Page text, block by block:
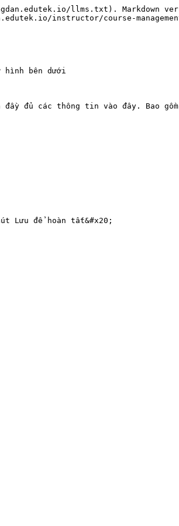
llms.txt). Markdown
instructor/course-
hình bên dưới
đủ các thông tin vào đây. Bao
Lưu để hoàn tất&#x20;